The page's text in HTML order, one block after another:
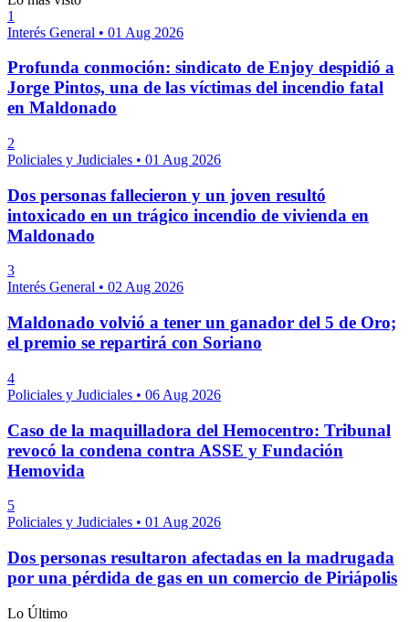
1
Interés General • 01 Aug 2026
Profunda conmoción: sindicato de Enjoy despidió a
Jorge Pintos, una de las víctimas del incendio fatal
en Maldonado
2
Policiales y Judiciales • 01 Aug 2026
Dos personas fallecieron y un joven resultó
intoxicado en un trágico incendio de vivienda en
Maldonado
3
Interés General • 02 Aug 2026
Maldonado volvió a tener un ganador del 5 de Oro;
el premio se repartirá con Soriano
4
Policiales y Judiciales • 06 Aug 2026
Caso de la maquilladora del Hemocentro: Tribunal
revocó la condena contra ASSE y Fundación
Hemovida
5
Policiales y Judiciales • 01 Aug 2026
Dos personas resultaron afectadas en la madrugada
por una pérdida de gas en un comercio de Piriápolis
Lo Último